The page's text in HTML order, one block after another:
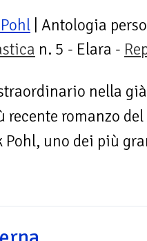
| Antologia
n. 5 - Elara -
nella
romanzo
Pohl, uno dei più